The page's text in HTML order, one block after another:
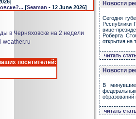
[Seaman - 12 June 2026]
в Черняховске на 2 недели
weather.ru
посетителей:
Новости
Сегодня
Республики
вице-
Роберта
открытия на
читать
Новости
В
читать